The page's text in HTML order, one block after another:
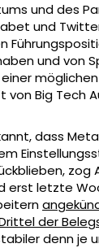
und des
und
und von
von Big Tech
dass
zog
letzte
der
denn je